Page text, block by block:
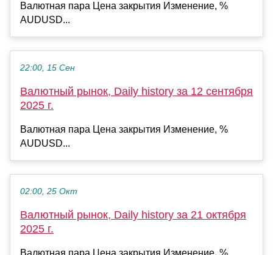
Валютная пара Цена закрытия Изменение, %
AUDUSD...
22:00, 15 Сен
Валютный рынок, Daily history за 12 сентября
2025 г.
Валютная пара Цена закрытия Изменение, %
AUDUSD...
02:00, 25 Окт
Валютный рынок, Daily history за 21 октября
2025 г.
Валютная пара Цена закрытия Изменение, %